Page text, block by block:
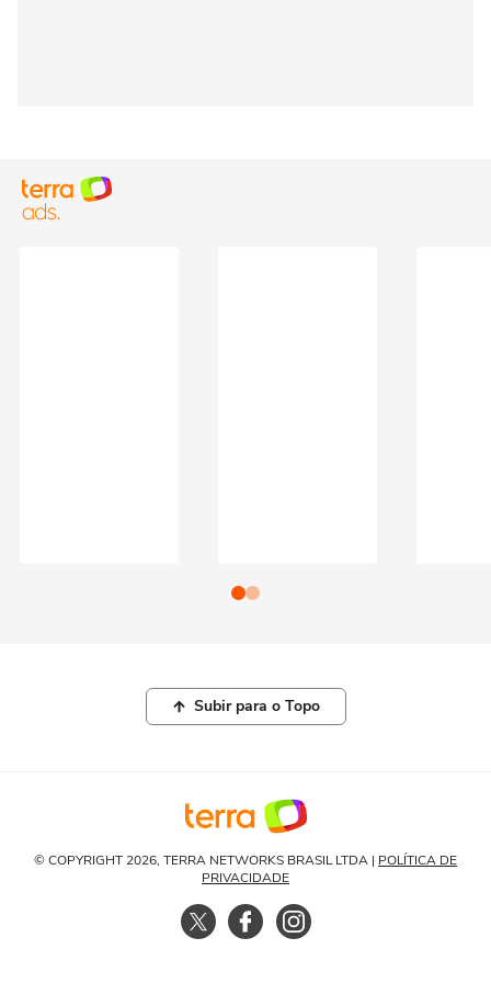
Subir para o Topo
© COPYRIGHT 2026, TERRA NETWORKS BRASIL LTDA | POLÍTICA DE
PRIVACIDADE